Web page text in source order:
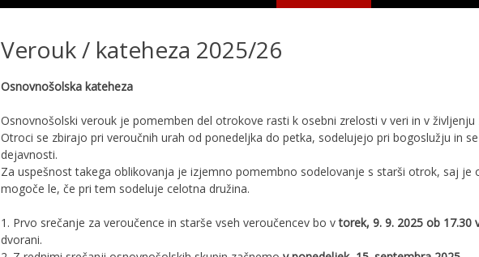
Verouk / kateheza 2025/26
Osnovnošolska kateheza
Osnovnošolski verouk je pomemben del otrokove rasti k osebni zrelosti v veri in v življenju
Otroci se zbirajo pri veroučnih urah od ponedeljka do petka, sodelujejo pri bogoslužju in
dejavnosti.
Za uspešnost takega oblikovanja je izjemno pomembno sodelovanje s starši otrok, saj je
mogoče le, če pri tem sodeluje celotna družina.
1. Prvo srečanje za veroučence in starše vseh veroučencev bo vtorek, 9. 9. 2025 ob 17.30
dvorani.